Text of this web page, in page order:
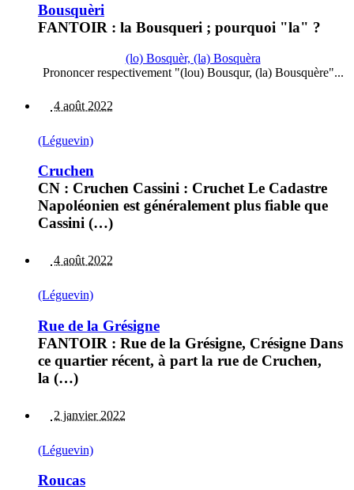
Bousquèri
FANTOIR : la Bousqueri ; pourquoi "la" ?
(lo) Bosquèr, (la) Bosquèra
Prononcer respectivement "(lou) Bousqur, (la) Bousquère"...
4 août 2022
(Léguevin)
Cruchen
CN : Cruchen Cassini : Cruchet Le Cadastre
Napoléonien est généralement plus fiable que
Cassini (…)
4 août 2022
(Léguevin)
Rue de la Grésigne
FANTOIR : Rue de la Grésigne, Crésigne Dans
ce quartier récent, à part la rue de Cruchen,
la (…)
2 janvier 2022
(Léguevin)
Roucas